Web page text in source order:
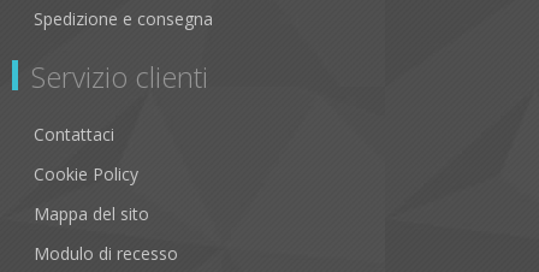
Spedizione e consegna
Servizio clienti
Contattaci
Cookie Policy
Mappa del sito
Modulo di recesso